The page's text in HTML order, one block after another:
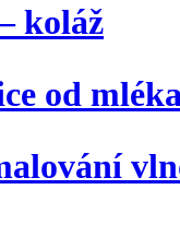
koláž
od